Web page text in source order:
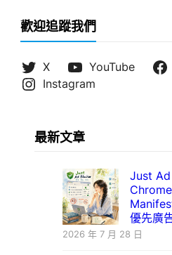
歡迎追蹤我們
X YouTube
Instagram
最新文章
Just
優先廣
2026 年 7 月 28 日